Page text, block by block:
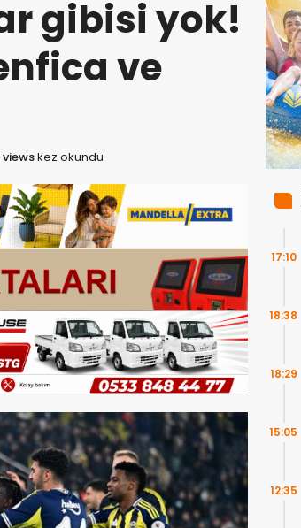
gibisi yok!
ve
viewskez okundu
17:10
18:38
18:29
15:05
12:35